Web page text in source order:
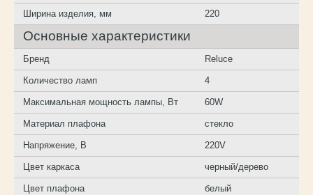
Ширина изделия, мм 220
Основные характеристики
Бренд Reluce
Количество ламп 4
Максимальная мощность лампы, Вт 60W
Материал плафона стекло
Напряжение, В 220V
Цвет каркаса черный/дерево
Цвет плафона белый